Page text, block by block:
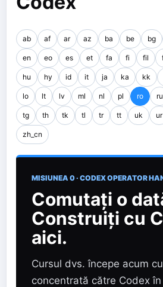
ab af ar az ba be bg
en eo es et fa fi fil
hu hy id it ja ka kk
lo lt lv ml nl pl ro ru
tg th tk tl tr tt uk ur
zh_cn
MISIUNEA 0 · CODEX OPERATOR
Comutați o
Construiți cu
aici.
Cursul dvs. începe acum
concentrată către Codex